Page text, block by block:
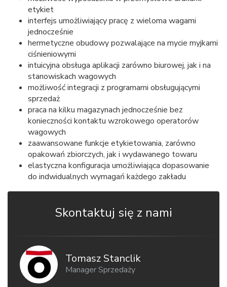
etykiet
interfejs umożliwiający pracę z wieloma wagami
jednocześnie
hermetyczne obudowy pozwalające na mycie myjkami
ciśnieniowymi
intuicyjna obsługa aplikacji zarówno biurowej, jak i na
stanowiskach wagowych
możliwość integracji z programami obsługującymi
sprzedaż
praca na kilku magazynach jednocześnie bez
konieczności kontaktu wzrokowego operatorów
wagowych
zaawansowane funkcje etykietowania, zarówno
opakowań zbiorczych, jak i wydawanego towaru
elastyczna konfiguracja umożliwiająca dopasowanie
do indwidualnych wymagań każdego zakładu
Skontaktuj się z nami
Tomasz Stanclik
Manager Sprzedaży